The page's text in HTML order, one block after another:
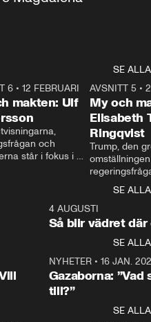
SE ALLA
27:30
6 •12 FEBRUARI
makten: Ulf
och
står i fokus i
ställer
Ulf Kristersson
AVSNITT 5 •
My och
Elisabeth
Ringqvist
Trump, den
centrum i
avsnittet av
Makten”. Se
Aftonbladets
Rohwedder
Thand Ring
SE ALLA
4 AUGUSTI
Så blir vädret där
SE ALLA
NYHETER• 16 JAN.
Gazaborna:
till?”
SE ALLA